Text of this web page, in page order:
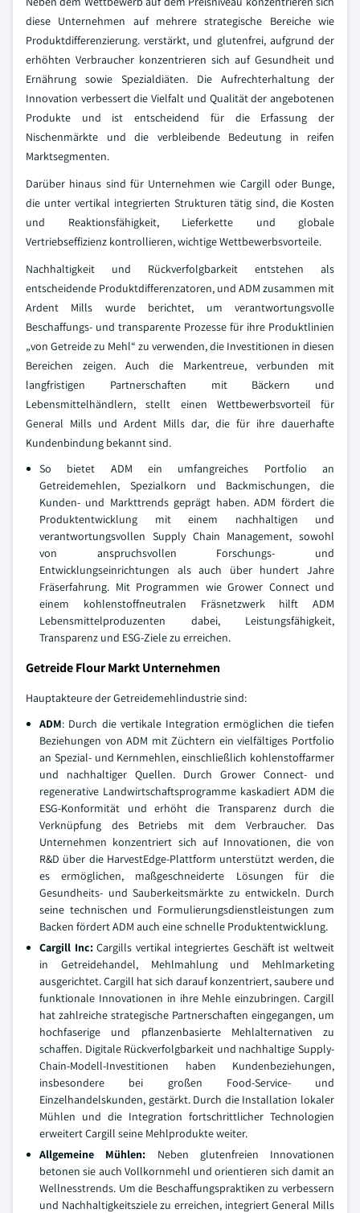
diese Unternehmen auf mehrere strategische Bereiche wie
Produktdifferenzierung. verstärkt, und glutenfrei, aufgrund der
erhöhten Verbraucher konzentrieren sich auf Gesundheit und
Ernährung sowie Spezialdiäten. Die Aufrechterhaltung der
Innovation verbessert die Vielfalt und Qualität der angebotenen
Produkte und ist entscheidend für die Erfassung der
Nischenmärkte und die verbleibende Bedeutung in reifen
Marktsegmenten.
Darüber hinaus sind für Unternehmen wie Cargill oder Bunge,
die unter vertikal integrierten Strukturen tätig sind, die Kosten
und Reaktionsfähigkeit, Lieferkette und globale
Vertriebseffizienz kontrollieren, wichtige Wettbewerbsvorteile.
Nachhaltigkeit und Rückverfolgbarkeit entstehen als
entscheidende Produktdifferenzatoren, und ADM zusammen mit
Ardent Mills wurde berichtet, um verantwortungsvolle
Beschaffungs- und transparente Prozesse für ihre Produktlinien
„von Getreide zu Mehl“ zu verwenden, die Investitionen in diesen
Bereichen zeigen. Auch die Markentreue, verbunden mit
langfristigen Partnerschaften mit Bäckern und
Lebensmittelhändlern, stellt einen Wettbewerbsvorteil für
General Mills und Ardent Mills dar, die für ihre dauerhafte
Kundenbindung bekannt sind.
So bietet ADM ein umfangreiches Portfolio an
Getreidemehlen, Spezialkorn und Backmischungen, die
Kunden- und Markttrends geprägt haben. ADM fördert die
Produktentwicklung mit einem nachhaltigen und
verantwortungsvollen Supply Chain Management, sowohl
von anspruchsvollen Forschungs- und
Entwicklungseinrichtungen als auch über hundert Jahre
Fräserfahrung. Mit Programmen wie Grower Connect und
einem kohlenstoffneutralen Fräsnetzwerk hilft ADM
Lebensmittelproduzenten dabei, Leistungsfähigkeit,
Transparenz und ESG-Ziele zu erreichen.
Getreide Flour Markt Unternehmen
Hauptakteure der Getreidemehlindustrie sind:
ADM: Durch die vertikale Integration ermöglichen die tiefen
Beziehungen von ADM mit Züchtern ein vielfältiges Portfolio
an Spezial- und Kernmehlen, einschließlich kohlenstoffarmer
und nachhaltiger Quellen. Durch Grower Connect- und
regenerative Landwirtschaftsprogramme kaskadiert ADM die
ESG-Konformität und erhöht die Transparenz durch die
Verknüpfung des Betriebs mit dem Verbraucher. Das
Unternehmen konzentriert sich auf Innovationen, die von
R&D über die HarvestEdge-Plattform unterstützt werden, die
es ermöglichen, maßgeschneiderte Lösungen für die
Gesundheits- und Sauberkeitsmärkte zu entwickeln. Durch
seine technischen und Formulierungsdienstleistungen zum
Backen fördert ADM auch eine schnelle Produktentwicklung.
Cargill Inc:Cargills vertikal integriertes Geschäft ist weltweit
in Getreidehandel, Mehlmahlung und Mehlmarketing
ausgerichtet. Cargill hat sich darauf konzentriert, saubere und
funktionale Innovationen in ihre Mehle einzubringen. Cargill
hat zahlreiche strategische Partnerschaften eingegangen, um
hochfaserige und pflanzenbasierte Mehlalternativen zu
schaffen. Digitale Rückverfolgbarkeit und nachhaltige Supply-
Chain-Modell-Investitionen haben Kundenbeziehungen,
insbesondere bei großen Food-Service- und
Einzelhandelskunden, gestärkt. Durch die Installation lokaler
Mühlen und die Integration fortschrittlicher Technologien
erweitert Cargill seine Mehlprodukte weiter.
Allgemeine Mühlen: Neben glutenfreien Innovationen
betonen sie auch Vollkornmehl und orientieren sich damit an
Wellnesstrends. Um die Beschaffungspraktiken zu verbessern
und Nachhaltigkeitsziele zu erreichen, integriert General Mills